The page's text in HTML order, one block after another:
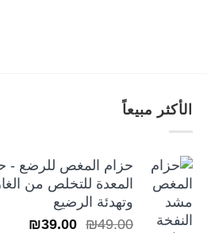
الأكثر مبيعاً
حزام المغص للرضع -
المعدة للتخلص من
وتهدئة الرضيع
₪49.00
السعر₪39.00
السعر